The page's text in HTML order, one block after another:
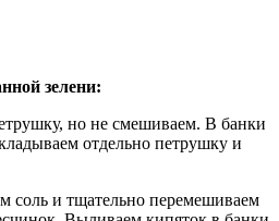
зелени:
но не смешиваем. В банки
отдельно петрушку и
соль и тщательно перемешиваем